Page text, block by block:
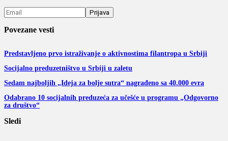
Povezane vesti
Predstavljeno prvo istraživanje o aktivnostima filantropa u Srbiji
Socijalno preduzetništvo u Srbiji u zaletu
Sedam najboljih „Ideja za bolje sutra“ nagrađeno sa 40.000 evra
Odabrano 10 socijalnih preduzeća za učešće u programu „Odgovorno
za društvo“
Sledi